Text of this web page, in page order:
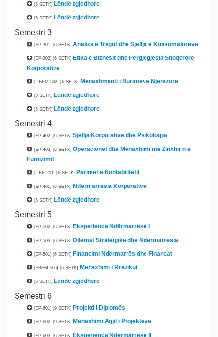
[6 SETK] Lëndë zgjedhore
[6 SETK] Lëndë zgjedhore
Semestri 3
[EP-301] [6 SETK] Analiza e Tregut dhe Sjellja e Konsumatorëve
[EP-302] [6 SETK]
Etika e Biznesit dhe Përgjegjësia Shoqërore
Korporative
[CBEM-502] [6 SETK] Menaxhmenti i Burimeve Njerëzore
[6 SETK] Lëndë zgjedhore
[6 SETK] Lëndë zgjedhore
Semestri 4
[EP-402] [6 SETK] Sjellja Korporative dhe Psikologjia
[EP-403] [6 SETK] Operacionet dhe Menaxhimi me Zinxhirin e
Furnizimit
[CBE-201] [6 SETK] Parimet e Kontabilitetit
[EP-401] [6 SETK] Ndërmarrësia Korporative
[6 SETK] Lëndë zgjedhore
Semestri 5
[EP-502] [6 SETK] Eksperienca Ndërmarrëse I
[EP-503] [6 SETK] Dilemat Strategjike dhe Ndërmarrësia
[EP-501] [6 SETK] Financimi Ndërmarrës dhe Financat
[EBEM-506] [6 SETK] Menaxhimi i Rrezikut
[6 SETK] Lëndë zgjedhore
Semestri 6
[EP-601] [9 SETK] Projekti i Diplomës
[EP-602] [9 SETK] Menaxhimi Agjil i Projekteve
[EP-603] [6 SETK] Eksperienca Ndërmarrëse II